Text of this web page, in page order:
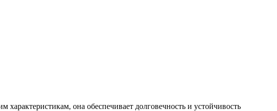
она обеспечивает долговечность и устойчивость